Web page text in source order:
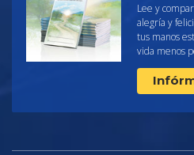
Lee y
alegría y
tus manos
vida menos